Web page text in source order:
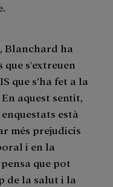
Blanchard ha
que s'extreuen
que s’ha fet a la
aquest sentit,
està
més prejudicis
i en la
que pot
de la salut i la